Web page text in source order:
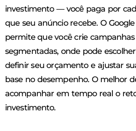
investimento — você paga por
que seu anúncio recebe. O
permite que você crie
segmentadas, onde pode
definir seu orçamento e ajustar
base no desempenho. O melhor
acompanhar em tempo real o
investimento.